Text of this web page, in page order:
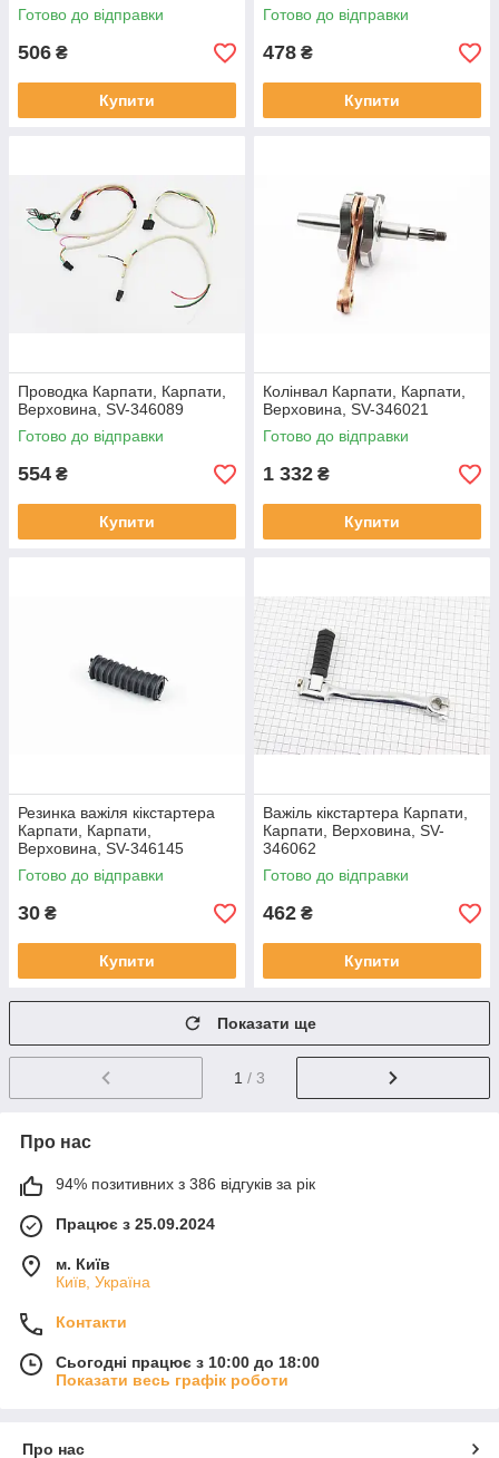
346090
Готово до відправки
506 ₴
Купити
Готово до відправки
478 ₴
Купити
Проводка Карпати, Карпати,
Верховина, SV-346089
Готово до відправки
554 ₴
Купити
Колінвал Карпати, Карпати,
Верховина, SV-346021
Готово до відправки
1 332 ₴
Купити
Резинка важіля кікстартера
Карпати, Карпати,
Верховина, SV-346145
Готово до відправки
30 ₴
Купити
Важіль кікстартера Карпати,
Карпати, Верховина, SV-
346062
Готово до відправки
462 ₴
Купити
Показати ще
1 / 3
Про нас
94% позитивних з 386 відгуків за рік
Працює з 25.09.2024
м. Київ
Київ, Україна
Контакти
Сьогодні працює з 10:00 до 18:00
Показати весь графік роботи
Про нас